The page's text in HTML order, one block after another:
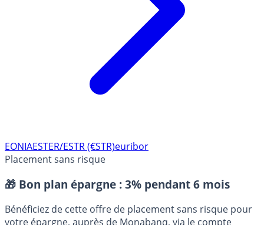
Placement sans risque
🎁 Bon plan épargne : 3% pendant 6 mois